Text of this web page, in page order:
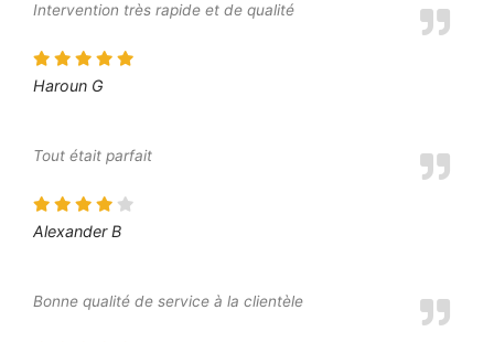
Intervention très rapide et de qualité
Haroun G
Tout était parfait
Alexander B
Bonne qualité de service à la clientèle